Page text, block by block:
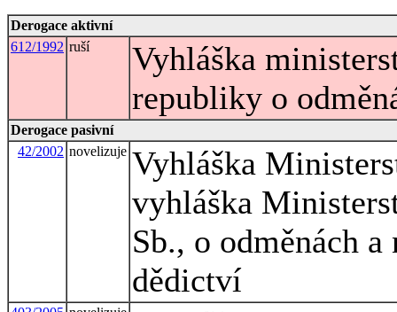
Derogace aktivní
612/1992 ruší
Vyhláška
republiky o
Derogace pasivní
42/2002 novelizuje Vyhláška
vyhláška
Sb., o odměnách
dědictví